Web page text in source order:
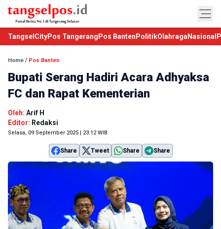
TangselCityPos Tangerang Pos Banten PolitikOlahraga Nasional
Home / Pos Banten
Bupati Serang Hadiri Acara Adhyaksa
FC dan Rapat Kementerian
Oleh: Arif H
Editor: Redaksi
Selasa, 09 September 2025 | 23:12 WIB
Share Tweet Share Share